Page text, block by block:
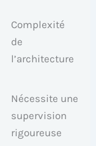
Complexité
de
l’architecture
Nécessite une
supervision
rigoureuse